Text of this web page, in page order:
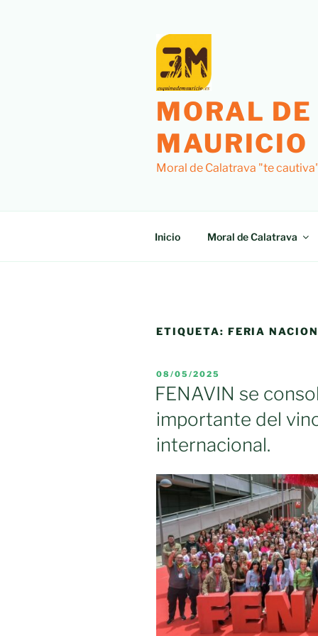
MORAL
MAURICIO
Moral de Calatrava "te
Inicio Moral de Calatrava
ETIQUETA: FERIA
PUBLICADO
EL
08/05/2025
FENAVIN se
importante del
internacional.